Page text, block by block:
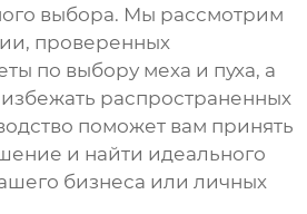
выбора. Мы рассмотрим
проверенных
по выбору меха и пуха, а
распространенных
поможет вам принять
и найти идеального
бизнеса или личных